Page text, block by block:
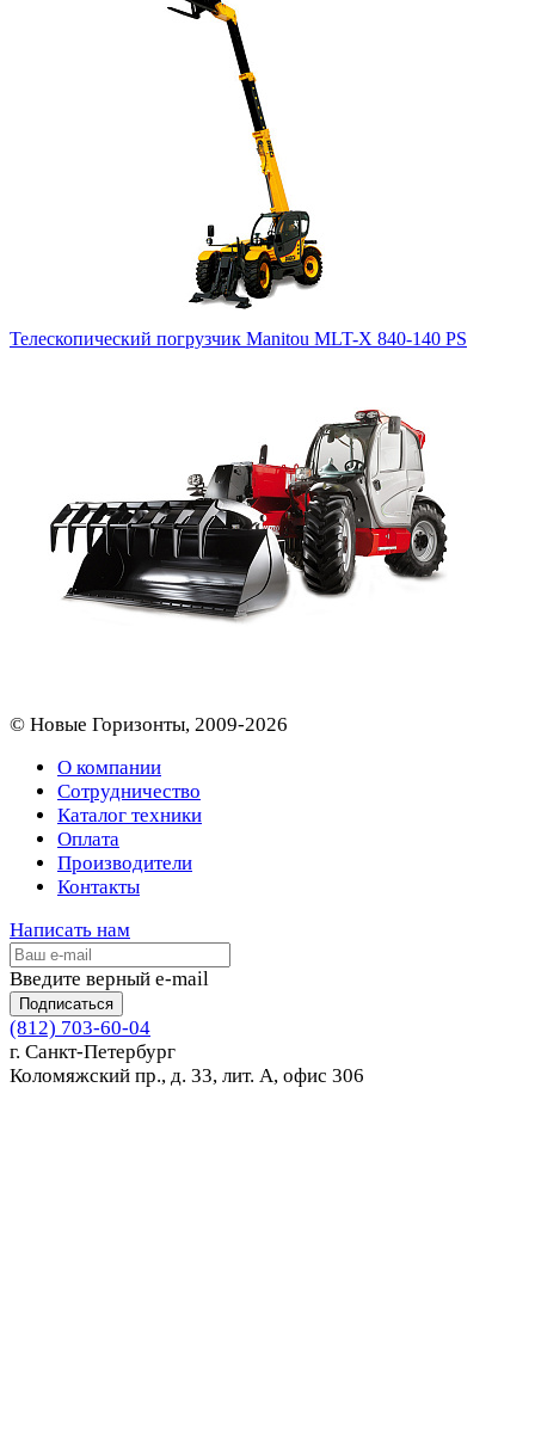
Телескопический погрузчик Manitou MLT-X 840-140 PS
© Новые Горизонты, 2009-2026
О компании
Сотрудничество
Каталог техники
Оплата
Производители
Контакты
Написать нам
Введите верный e-mail
Подписаться
(812) 703-60-04
г. Санкт-Петербург
Коломяжский пр., д. 33, лит. А, офис 306